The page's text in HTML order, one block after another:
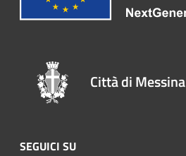
Città di Messina
SEGUICI SU